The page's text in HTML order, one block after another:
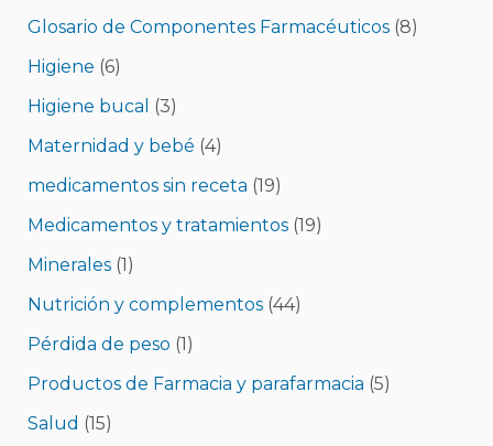
Glosario de Componentes Farmacéuticos(8)
Higiene (6)
Higiene bucal (3)
Maternidad y bebé (4)
medicamentos sin receta (19)
Medicamentos y tratamientos(19)
Minerales(1)
Nutrición y complementos(44)
Pérdida de peso (1)
Productos de Farmacia y parafarmacia (5)
Salud (15)